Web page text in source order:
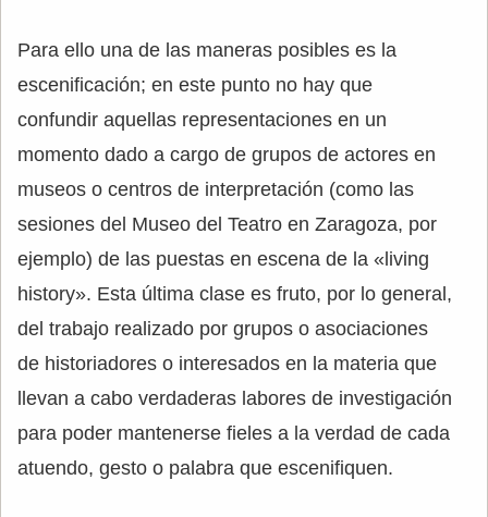
Para ello una de las maneras posibles es la
escenificación; en este punto no hay que
confundir aquellas representaciones en un
momento dado a cargo de grupos de actores en
museos o centros de interpretación (como las
sesiones del Museo del Teatro en Zaragoza, por
ejemplo) de las puestas en escena de la «living
history». Esta última clase es fruto, por lo general,
del trabajo realizado por grupos o asociaciones
de historiadores o interesados en la materia que
llevan a cabo verdaderas labores de investigación
para poder mantenerse fieles a la verdad de cada
atuendo, gesto o palabra que escenifiquen.